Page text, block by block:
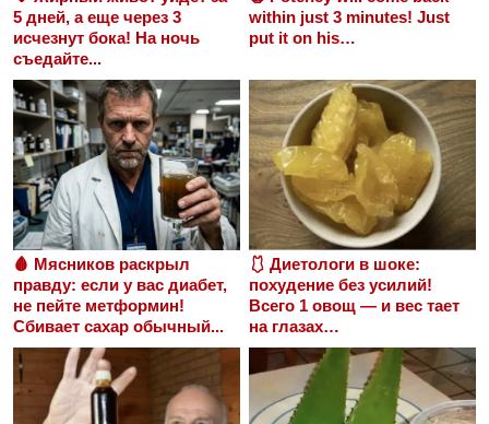
5 дней, а еще через 3
исчезнут бока! На ночь
съедайте...
within just 3 minutes! Just
put it on his…
🩸 Мясников раскрыл
правду: если у вас диабет,
не пейте метформин!
Сбивает сахар обычный...
🩱 Диетологи в шоке:
похудение без усилий!
Всего 1 овощ — и вес тает
на глазах…